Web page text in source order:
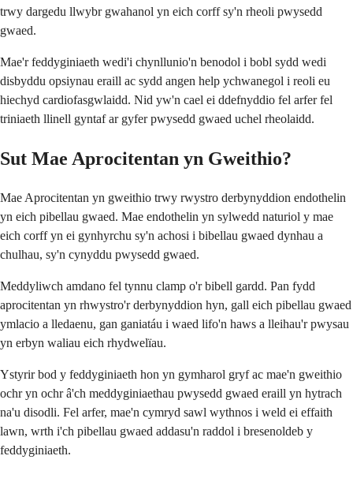
trwy dargedu llwybr gwahanol yn eich corff sy'n rheoli pwysedd
gwaed.
Mae'r feddyginiaeth wedi'i chynllunio'n benodol i bobl sydd wedi
disbyddu opsiynau eraill ac sydd angen help ychwanegol i reoli eu
hiechyd cardiofasgwlaidd. Nid yw'n cael ei ddefnyddio fel arfer fel
triniaeth llinell gyntaf ar gyfer pwysedd gwaed uchel rheolaidd.
Sut Mae Aprocitentan yn Gweithio?
Mae Aprocitentan yn gweithio trwy rwystro derbynyddion endothelin
yn eich pibellau gwaed. Mae endothelin yn sylwedd naturiol y mae
eich corff yn ei gynhyrchu sy'n achosi i bibellau gwaed dynhau a
chulhau, sy'n cynyddu pwysedd gwaed.
Meddyliwch amdano fel tynnu clamp o'r bibell gardd. Pan fydd
aprocitentan yn rhwystro'r derbynyddion hyn, gall eich pibellau gwaed
ymlacio a lledaenu, gan ganiatáu i waed lifo'n haws a lleihau'r pwysau
yn erbyn waliau eich rhydwelïau.
Ystyrir bod y feddyginiaeth hon yn gymharol gryf ac mae'n gweithio
ochr yn ochr â'ch meddyginiaethau pwysedd gwaed eraill yn hytrach
na'u disodli. Fel arfer, mae'n cymryd sawl wythnos i weld ei effaith
lawn, wrth i'ch pibellau gwaed addasu'n raddol i bresenoldeb y
feddyginiaeth.